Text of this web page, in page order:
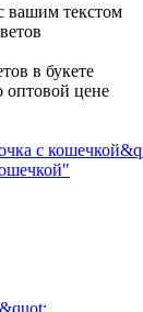
вашим текстом
в букете
оптовой цене